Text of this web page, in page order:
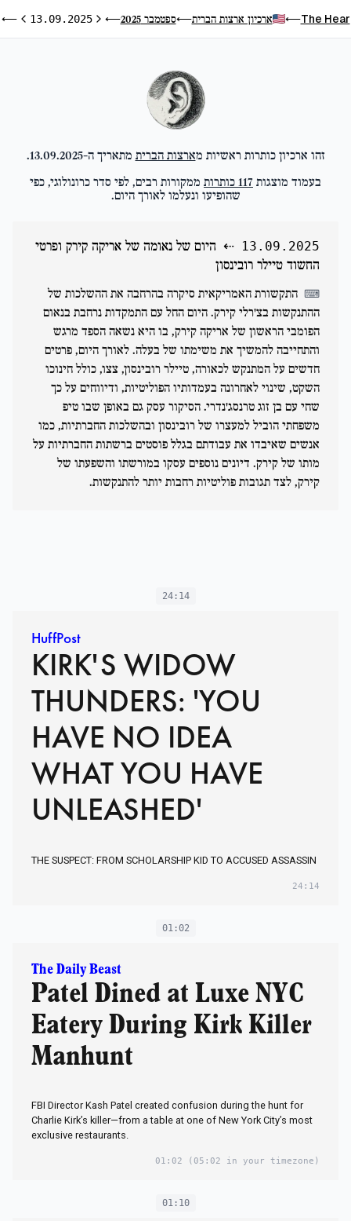
The Hear
⟵ ארכיון ארצות הברית⟵ספטמבר 2025 ⟵היום הקודם
13.09.2025 היום
⟵
זהו ארכיון כותרות ראשיות מארצות הברית מתאריך ה-13.09.2025
.
בעמוד מוצגות 117 כותרות ממקורות רבים, לפי סדר כרונולוגי, כפי
שהופיעו ונעלמו לאורך היום.
13.09.2025
⇠ היום של נאומה של אריקה קירק ופרטי
החשוד טיילר רובינסון
⌨ התקשורת האמריקאית סיקרה בהרחבה את ההשלכות של
ההתנקשות בצ'רלי קירק. היום החל עם התמקדות נרחבת בנאום
הפומבי הראשון של אריקה קירק, בו היא נשאה הספד מרגש
והתחייבה להמשיך את משימתו של בעלה. לאורך היום, פרטים
חדשים על המתנקש לכאורה, טיילר רובינסון, צצו, כולל חינוכו
השקט, שינוי לאחרונה בעמדותיו הפוליטיות, ודיווחים על כך
שחי עם בן זוג טרנסג'נדרי. הסיקור עסק גם באופן שבו טיפ
משפחתי הוביל למעצרו של רובינסון ובהשלכות החברתיות, כמו
אנשים שאיבדו את עבודתם בגלל פוסטים ברשתות החברתיות על
מותו של קירק. דיונים נוספים עסקו במורשתו והשפעתו של
קירק, לצד תגובות פוליטיות רחבות יותר להתנקשות.
24:14
HuffPost
KIRK'S WIDOW
THUNDERS: 'YOU
HAVE NO IDEA
WHAT YOU HAVE
UNLEASHED'
THE SUSPECT: FROM SCHOLARSHIP KID TO ACCUSED ASSASSIN
24:14
01:02
The Daily Beast
Patel Dined at Luxe NYC
Eatery During Kirk Killer
Manhunt
FBI Director Kash Patel created confusion during the hunt for
Charlie Kirk’s killer—from a table at one of New York City’s most
exclusive restaurants.
01:02 (05:02 in your timezone)
01:10